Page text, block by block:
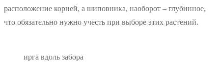
расположение корней, а шиповника, наоборот – глубинное,
что обязательно нужно учесть при выборе этих растений.
ирга вдоль забора